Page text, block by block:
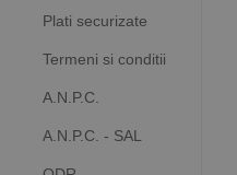
Plati securizate
Termeni si conditii
A.N.P.C.
A.N.P.C. - SAL